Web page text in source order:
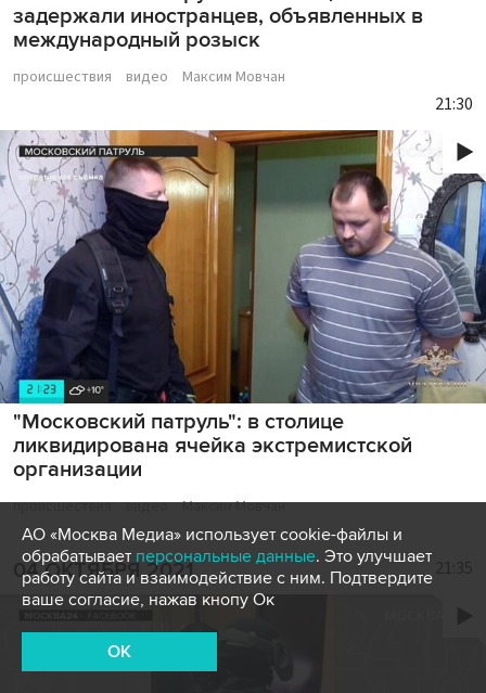
задержали иностранцев, объявленных в
международный розыск
происшествия видео Максим Мовчан
"Московский патруль": в столице
ликвидирована ячейка экстремистской
организации
21:30
происшествия видео Максим Мовчан
04 ОКТЯБРЯ 2021
АО «Москва Медиа» использует cookie-файлы и
обрабатывает персональные данные. Это улучшает
работу сайта и взаимодействие с ним. Подтвердите
ваше согласие, нажав кнопу Ок
OK